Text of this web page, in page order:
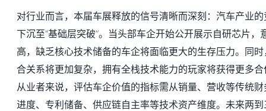
对行业而言，本届车展释放的信号清晰而深刻：汽车产业的
下沉至“基础层突破”。当头部车企开始公开展示自研芯片
高，缺乏核心技术储备的车企将面临更大的生存压力。同
合关系将更加复杂，拥有全栈技术能力的玩家将获得更多
从业者来说，评估车企价值的指标需从销量、营收等传统
进度、专利储备、供应链自主率等技术资产维度。未来两